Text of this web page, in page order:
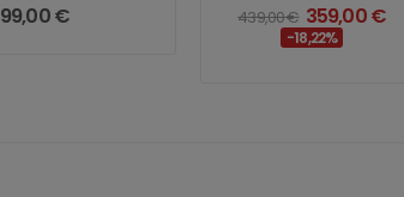
€ 439,00 € 359,00 €
-18,22%